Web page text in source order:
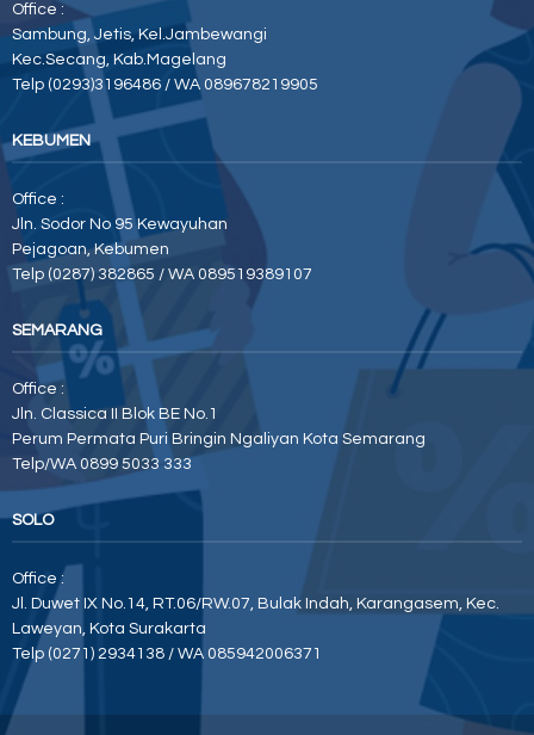
Office :
Sambung, Jetis, Kel.Jambewangi
Kec.Secang, Kab.Magelang
Telp (0293)3196486 / WA 089678219905
KEBUMEN
Office :
Jln. Sodor No 95 Kewayuhan
Pejagoan, Kebumen
Telp (0287) 382865 / WA 089519389107
SEMARANG
Office :
Jln. Classica II Blok BE No.1
Perum Permata Puri Bringin Ngaliyan Kota Semarang
Telp/WA 0899 5033 333
SOLO
Office :
Jl. Duwet IX No.14, RT.06/RW.07, Bulak Indah, Karangasem, Kec.
Laweyan, Kota Surakarta
Telp (0271) 2934138 / WA 085942006371